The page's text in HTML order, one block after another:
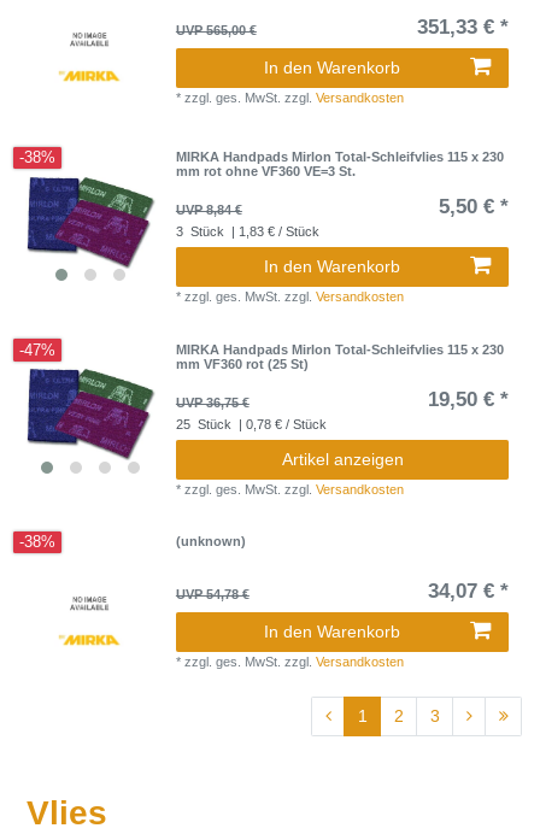
UVP 565,00 € 351,33 € *
In den Warenkorb
* zzgl. ges. MwSt. zzgl. Versandkosten
-38%
MIRKA Handpads Mirlon Total-Schleifvlies 115 x 230
mm rot ohne VF360 VE=3 St.
UVP 8,84 € 5,50 € *
3 Stück | 1,83 € / Stück
In den Warenkorb
* zzgl. ges. MwSt. zzgl. Versandkosten
-47%
MIRKA Handpads Mirlon Total-Schleifvlies 115 x 230
mm VF360 rot (25 St)
UVP 36,75 € 19,50 € *
25 Stück | 0,78 € / Stück
Artikel anzeigen
* zzgl. ges. MwSt. zzgl. Versandkosten
-38% (unknown)
UVP 54,78 € 34,07 € *
In den Warenkorb
* zzgl. ges. MwSt. zzgl. Versandkosten
1 2 3
Vlies